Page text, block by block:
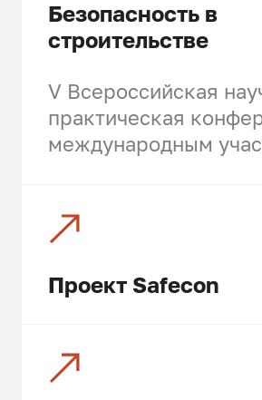
Безопасность в
строительстве
V Всероссийская
практическая
международным
Проект Safecon